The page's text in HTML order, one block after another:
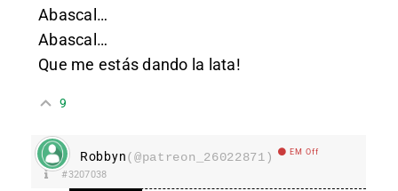
Abascal…
Abascal…
Que me estás dando la lata!
9
Robbyn(@patreon_26022871) EM Off
#3207038